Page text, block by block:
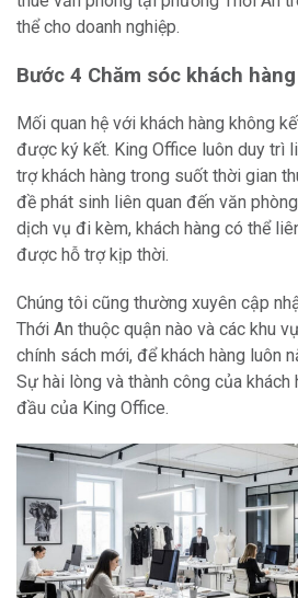
thể cho doanh nghiệp.
Bước 4 Chăm sóc khách
Mối quan hệ với khách hàng không
được ký kết. King Office luôn duy trì
trợ khách hàng trong suốt thời gian
đề phát sinh liên quan đến văn
dịch vụ đi kèm, khách hàng có thể
được hỗ trợ kịp thời.
Chúng tôi cũng thường xuyên cập
Thới An thuộc quận nào và các khu
chính sách mới, để khách hàng luôn
Sự hài lòng và thành công của khách
đầu của King Office.